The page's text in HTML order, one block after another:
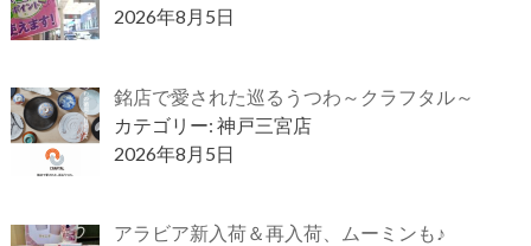
2026年8月5日
銘店で愛された巡るうつわ～クラフタル～
カテゴリー: 神戸三宮店
2026年8月5日
アラビア新入荷＆再入荷、ムーミンも♪